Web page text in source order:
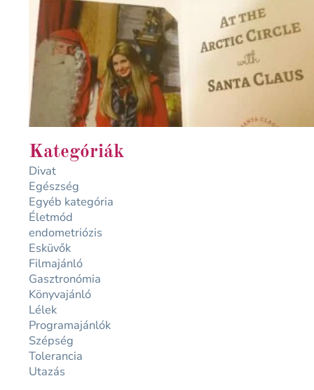
Kategóriák
Divat
Egészség
Egyéb kategória
Életmód
endometriózis
Esküvők
Filmajánló
Gasztronómia
Könyvajánló
Lélek
Programajánlók
Szépség
Tolerancia
Utazás